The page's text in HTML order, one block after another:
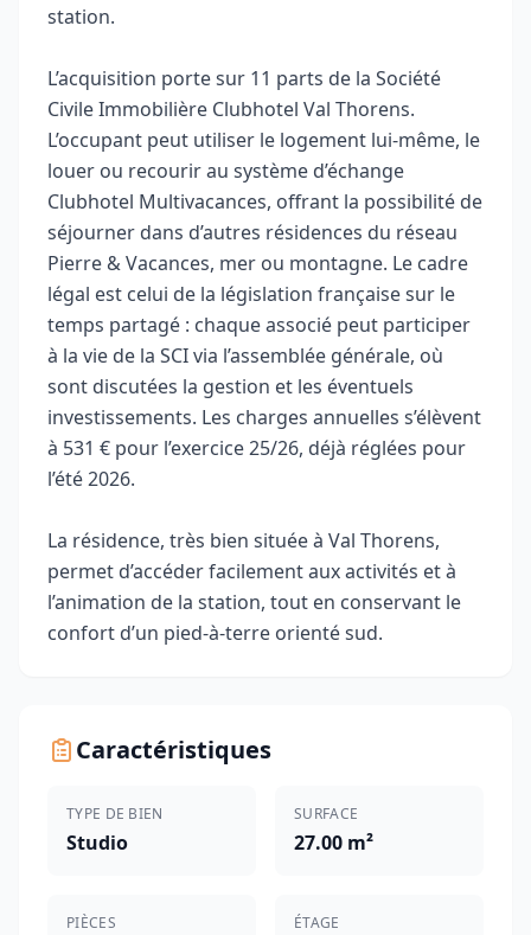
station.
L’acquisition porte sur 11 parts de la Société
Civile Immobilière Clubhotel Val Thorens.
L’occupant peut utiliser le logement lui‑même, le
louer ou recourir au système d’échange
Clubhotel Multivacances, offrant la possibilité de
séjourner dans d’autres résidences du réseau
Pierre & Vacances, mer ou montagne. Le cadre
légal est celui de la législation française sur le
temps partagé : chaque associé peut participer
à la vie de la SCI via l’assemblée générale, où
sont discutées la gestion et les éventuels
investissements. Les charges annuelles s’élèvent
à 531 € pour l’exercice 25/26, déjà réglées pour
l’été 2026.
La résidence, très bien située à Val Thorens,
permet d’accéder facilement aux activités et à
l’animation de la station, tout en conservant le
confort d’un pied‑à‑terre orienté sud.
Caractéristiques
TYPE DE BIEN
Studio
SURFACE
27.00 m²
PIÈCES ÉTAGE